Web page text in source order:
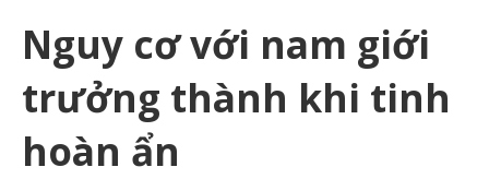
Nguy cơ với nam giới
trưởng thành khi tinh
hoàn ẩn